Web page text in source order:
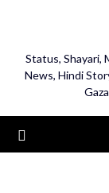
Status, Shayari,
News, Hindi